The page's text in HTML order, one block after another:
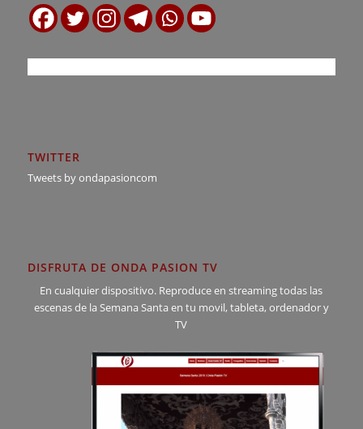
TWITTER
Tweets by ondapasioncom
DISFRUTA DE ONDA PASION TV
En cualquier dispositivo. Reproduce en streaming todas las
escenas de la Semana Santa en tu movil, tableta, ordenador y
TV